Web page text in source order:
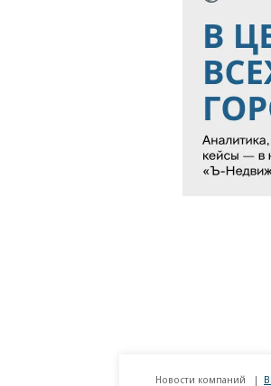
Новости компаний